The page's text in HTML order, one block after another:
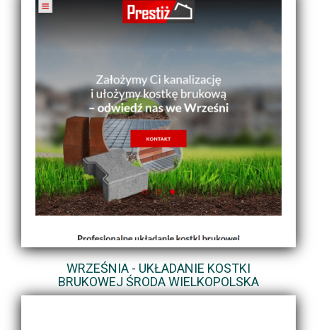
WRZEŚNIA - UKŁADANIE KOSTKI
BRUKOWEJ ŚRODA WIELKOPOLSKA